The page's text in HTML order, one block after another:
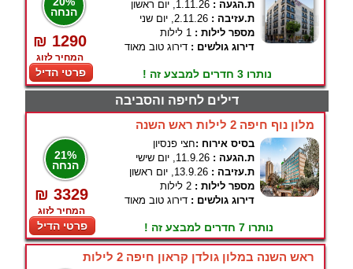
הנחה
₪ 1290
המחיר לזוג
פרטי הדיל
ת.הגעה : 1.11.26, יום ראשון
ת.עזיבה : 2.11.26, יום שני
מספר לילות : 1 לילות
דירוג גולשים : דירוג טוב מאוד
נותרו 3 חדרים למבצע זה !
דילים לחיפה והסביבה
מלון נוף חיפה 2 לילות ראש השנה
21%
הנחה
₪ 3329
המחיר לזוג
פרטי הדיל
בסיס אירוח :חצי פנסיון
ת.הגעה : 11.9.26, יום שישי
ת.עזיבה : 13.9.26, יום ראשון
מספר לילות : 2 לילות
דירוג גולשים : דירוג טוב מאוד
נותרו 7 חדרים למבצע זה !
ראש השנה במלון גולדן קראון חיפה 2 לילות